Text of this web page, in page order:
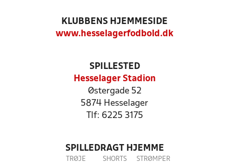
KLUBBENS HJEMMESIDE
www.hesselagerfodbold.dk
SPILLESTED
Hesselager Stadion
Østergade 52
5874 Hesselager
Tlf: 6225 3175
SPILLEDRAGT HJEMME
TRØJE SHORTS STRØMPER